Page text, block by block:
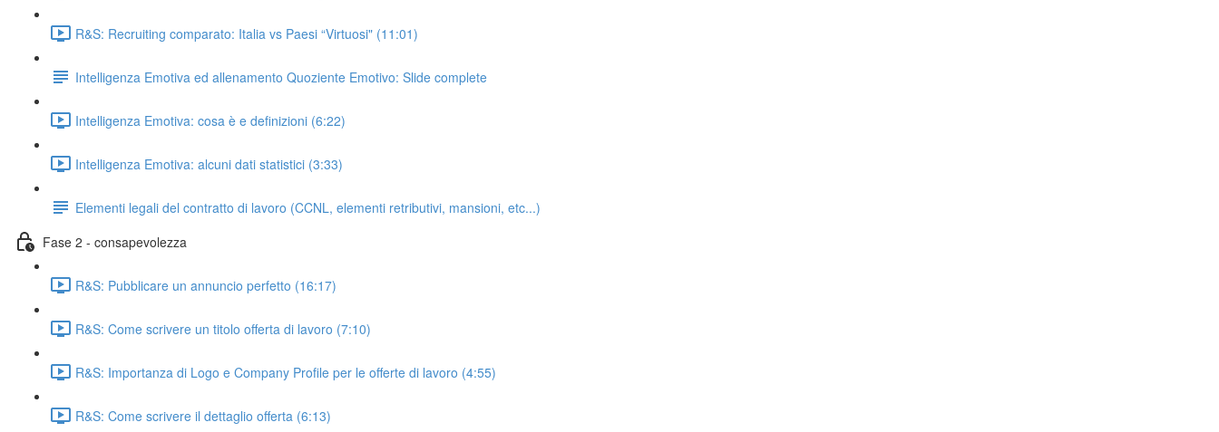
R&S: Recruiting comparato: Italia vs Paesi “Virtuosi" (11:01)
Intelligenza Emotiva ed allenamento Quoziente Emotivo: Slide complete
Intelligenza Emotiva: cosa è e definizioni (6:22)
Intelligenza Emotiva: alcuni dati statistici (3:33)
Elementi legali del contratto di lavoro (CCNL, elementi retributivi, mansioni, etc...)
Fase 2 - consapevolezza
R&S: Pubblicare un annuncio perfetto (16:17)
R&S: Come scrivere un titolo offerta di lavoro (7:10)
R&S: Importanza di Logo e Company Profile per le offerte di lavoro (4:55)
R&S: Come scrivere il dettaglio offerta (6:13)